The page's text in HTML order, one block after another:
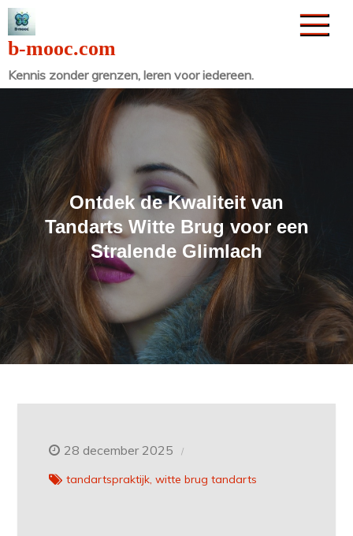
Naar
de
inhoud
gaan
b-mooc.com
Kennis zonder grenzen, leren voor iedereen.
Ontdek de Kwaliteit van
Tandarts Witte Brug voor een
Stralende Glimlach
28 december 2025
tandartspraktijk witte brug tandarts